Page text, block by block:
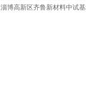
淄博高新区齐鲁新材料中试